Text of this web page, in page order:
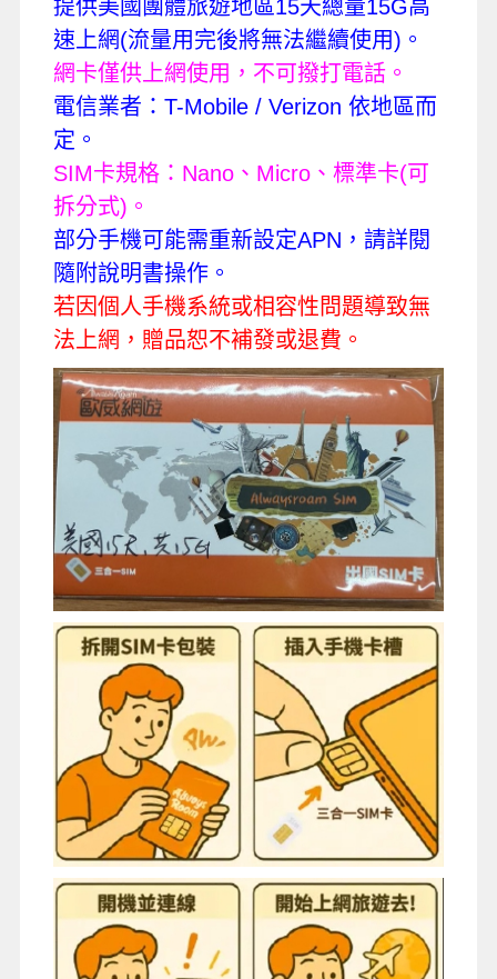
提供美國團體旅遊地區15天總量15G高
速上網(流量用完後將無法繼續使用) 。
網卡僅供上網使用，不可撥打電話。
電信業者： T-Mobile / Verizon 依地區而
定。
SIM卡規格： Nano、 Micro、標準卡(可
拆分式) 。
部分手機可能需重新設定APN ，請詳閱
隨附說明書操作。
若因個人手機系統或相容性問題導致無
法上網，贈品恕不補發或退費。